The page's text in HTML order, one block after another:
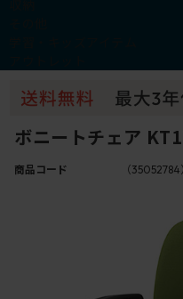
ボニートチェア
商品コード （35052784